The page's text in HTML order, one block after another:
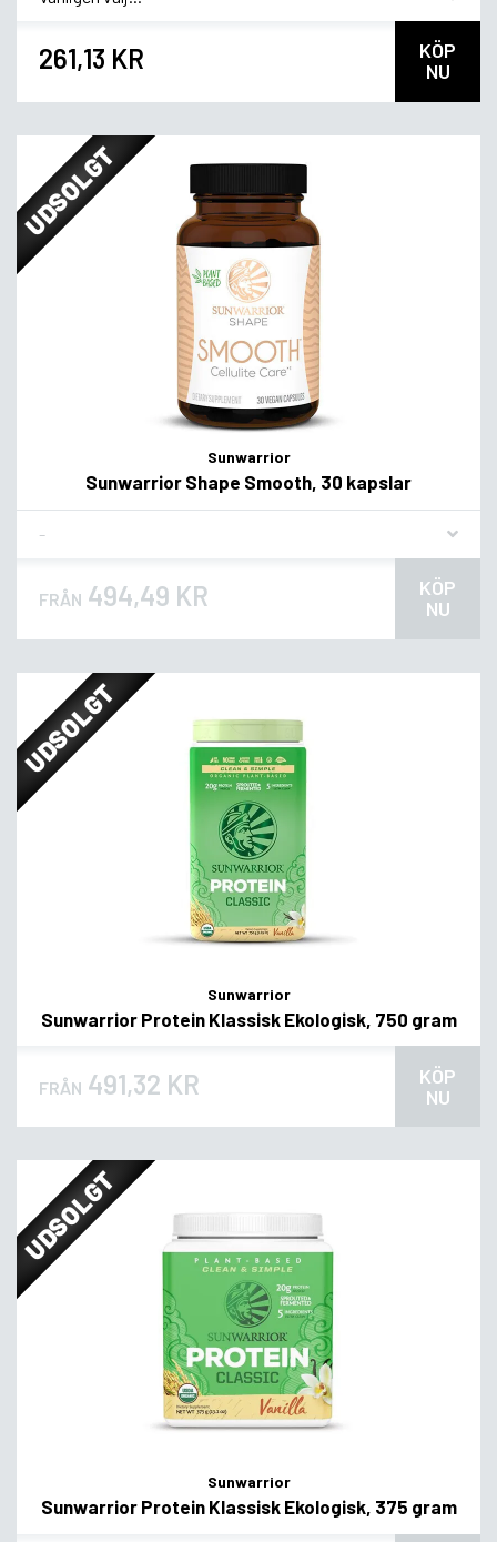
261,13 KR
KÖP
NU
UDSOLGT
Sunwarrior
Sunwarrior Shape Smooth, 30 kapslar
FRÅN 494,49 KR
KÖP
NU
UDSOLGT
Sunwarrior
Sunwarrior Protein Klassisk Ekologisk, 750 gram
FRÅN 491,32 KR
KÖP
NU
UDSOLGT
Sunwarrior
Sunwarrior Protein Klassisk Ekologisk, 375 gram